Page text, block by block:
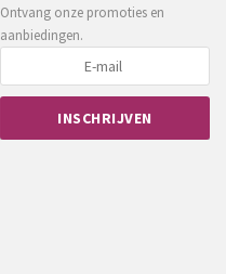
Ontvang onze promoties en
aanbiedingen.